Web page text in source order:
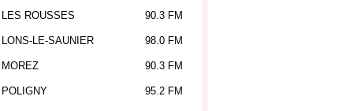
LES ROUSSES 90.3 FM
LONS-LE-SAUNIER 98.0 FM
MOREZ 90.3 FM
POLIGNY 95.2 FM